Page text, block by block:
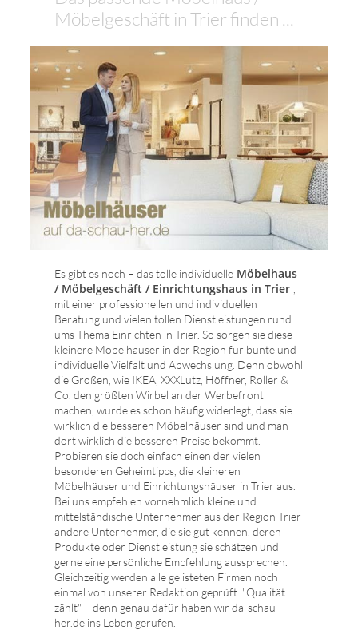
Möbelgeschäft in Trier finden ...
Es gibt es noch – das tolle individuelle Möbelhaus
/ Möbelgeschäft / Einrichtungshaus in Trier
mit einer professionellen und individuellen
Beratung und vielen tollen Dienstleistungen rund
ums Thema Einrichten in Trier. So sorgen sie diese
kleinere Möbelhäuser in der Region für bunte und
individuelle Vielfalt und Abwechslung. Denn obwohl
die Großen, wie IKEA, XXXLutz, Höffner, Roller &
Co. den größten Wirbel an der Werbefront
machen, wurde es schon häufig widerlegt, dass sie
wirklich die besseren Möbelhäuser sind und man
dort wirklich die besseren Preise bekommt.
Probieren sie doch einfach einen der vielen
besonderen Geheimtipps, die kleineren
Möbelhäuser und Einrichtungshäuser in Trier aus.
Bei uns empfehlen vornehmlich kleine und
mittelständische Unternehmer aus der Region Trier
andere Unternehmer, die sie gut kennen, deren
Produkte oder Dienstleistung sie schätzen und
gerne eine persönliche Empfehlung aussprechen.
Gleichzeitig werden alle gelisteten Firmen noch
einmal von unserer Redaktion geprüft. "Qualität
zählt" – denn genau dafür haben wir da-schau-
her.de ins Leben gerufen.